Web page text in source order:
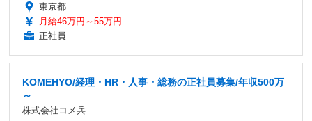
東京都
月給46万円～55万円
正社員
KOMEHYO/経理・HR・人事・総務の正社員募集/年収500万
～
株式会社コメ兵